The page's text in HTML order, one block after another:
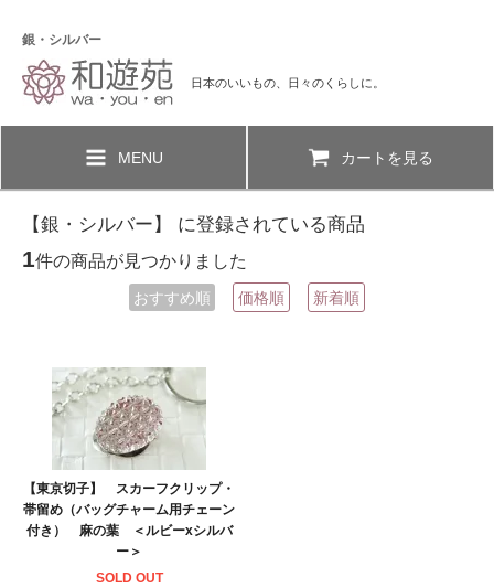
銀・シルバー
日本のいいもの、日々のくらしに。
MENU カートを見る
【銀・シルバー】 に登録されている商品
1件の商品が見つかりました
おすすめ順 価格順 新着順
【東京切子】 スカーフクリップ・
帯留め（バッグチャーム用チェーン
付き） 麻の葉 ＜ルビーxシルバ
ー＞
SOLD OUT